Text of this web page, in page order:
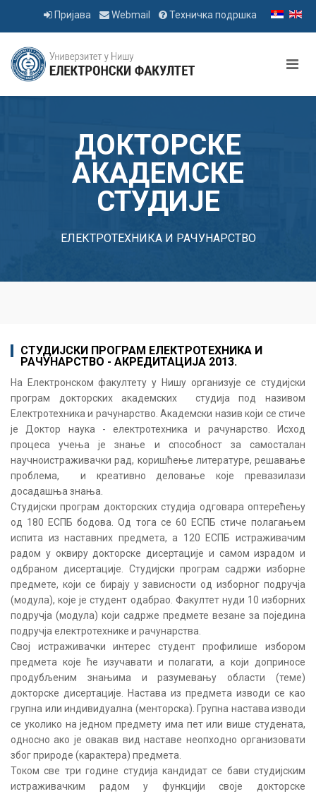
Пријава Webmail Техничка подршка
ДОКТОРСКЕ
АКАДЕМСКЕ
СТУДИЈЕ
ЕЛЕКТРОТЕХНИКА И РАЧУНАРСТВО
СТУДИЈСКИ ПРОГРАМ ЕЛЕКТРОТЕХНИКА И
РАЧУНАРСТВО - АКРЕДИТАЦИЈА 2013.
На Електронском факултету у Нишу организује се студијски
програм докторских академских студија под називом
Електротехника и рачунарство. Академски назив који се стиче
је Доктор наука - електротехника и рачунарство. Исход
процеса учења је знање и способност за самосталан
научноистраживачки рад, коришћење литературе, решавање
проблема, и креативно деловање које превазилази
досадашња знања.
Студијски програм докторских студија одговара оптерећењу
од 180 ЕСПБ бодова. Од тога се 60 ЕСПБ стиче полагањем
испита из наставних предмета, а 120 ЕСПБ истраживачим
радом у оквиру докторске дисертације и самом израдом и
одбраном дисертације. Студијски програм садржи изборне
предмете, који се бирају у зависности од изборног подручја
(модула), које је студент одабрао. Факултет нуди 10 изборних
подручја (модула) који садрже предмете везане за поједина
подручја електротехнике и рачунарства.
Свој истраживачки интерес студент профилише избором
предмета које ће изучавати и полагати, а који доприносе
продубљеним знањима и разумевању области (теме)
докторске дисертације. Настава из предмета изводи се као
групна или индивидуална (менторска). Групна настава изводи
се уколико на једном предмету има пет или више студената,
односно ако је овакав вид наставе неопходно организовати
због природе (карактера) предмета.
Током све три године студија кандидат се бави студијским
истраживачким радом у функцији своје докторске